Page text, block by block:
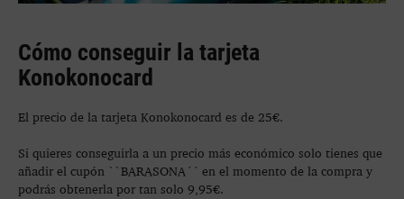
Cómo conseguir la tarjeta
Konokonocard
El precio de la tarjeta Konokonocard es de 25€.
Si quieres conseguirla a un precio más económico solo tienes que
añadir el cupón ``BARASONA´´ en el momento de la compra y
podrás obtenerla por tan solo 9,95€.